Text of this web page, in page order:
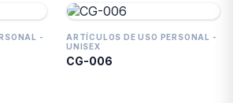
-
ARTÍCULOS DE USO PERSONAL -
UNISEX
CG-006